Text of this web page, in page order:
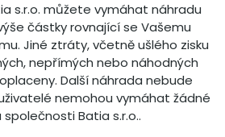
s.r.o. můžete vymáhat náhradu
částky rovnající se Vašemu
Jiné ztráty, včetně ušlého zisku
nepřímých nebo náhodných
Další náhrada nebude
nemohou vymáhat žádné
společnosti Batia s.r.o..